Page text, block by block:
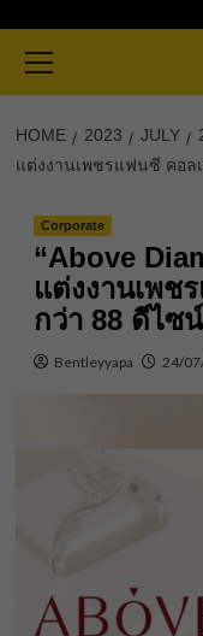
Menu
HOME 2023 JULY
แต่งงานเพชรแฟนซี คอล
Corporate
“Above
แต่งงานเพช
กว่า 88 ดีไซน์
Bentleyyapa 24/